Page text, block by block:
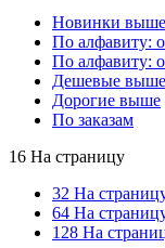
Новинки выше
По алфавиту:
По алфавиту:
Дешевые выше
Дорогие выше
По заказам
16 На страницу
32 На
64 На
128 На